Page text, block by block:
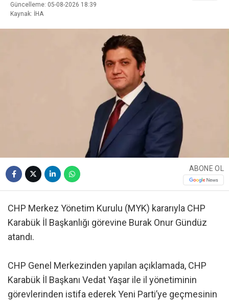
Güncelleme: 05-08-2026 18:39
Kaynak: İHA
ABONE OL
CHP Merkez Yönetim Kurulu (MYK) kararıyla CHP
Karabük İl Başkanlığı görevine Burak Onur Gündüz
atandı.
CHP Genel Merkezinden yapılan açıklamada, CHP
Karabük İl Başkanı Vedat Yaşar ile il yönetiminin
görevlerinden istifa ederek Yeni Parti’ye geçmesinin